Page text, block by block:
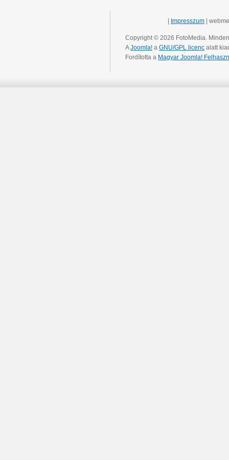
Impresszum |
Copyright © 2026 FotoMedia.
AJoomla! a GNU/GPL licenc alatt
Fordította a Magyar Joomla!